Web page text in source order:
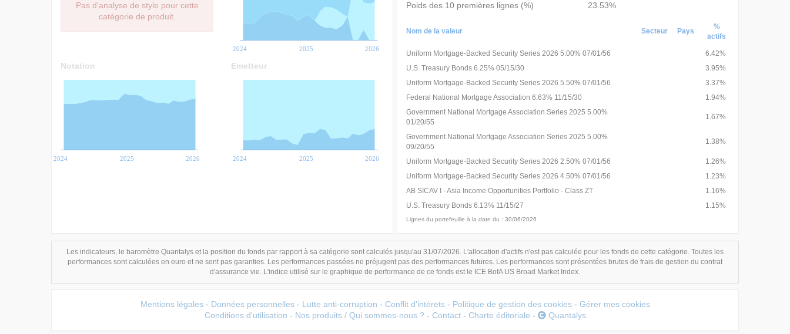
Pas d'analyse de style pour cette
catégorie de produit.
2024 2025 2026
Notation
2024 2025 2026
Emetteur
2024 2025 2026
Poids des 10 premières lignes (%) 23.53%
Nom de la valeur Secteur Pays
%
actifs
Uniform Mortgage-Backed Security Series 2026 5.00% 07/01/56
6.42%
U.S. Treasury Bonds 6.25% 05/15/30
3.95%
Uniform Mortgage-Backed Security Series 2026 5.50% 07/01/56
3.37%
Federal National Mortgage Association 6.63% 11/15/30
1.94%
Government National Mortgage Association Series 2025 5.00%
01/20/55
1.67%
Government National Mortgage Association Series 2025 5.00%
09/20/55
1.38%
Uniform Mortgage-Backed Security Series 2026 2.50% 07/01/56
1.26%
Uniform Mortgage-Backed Security Series 2026 4.50% 07/01/56
1.23%
AB SICAV I - Asia Income Opportunities Portfolio - Class ZT
1.16%
U.S. Treasury Bonds 6.13% 11/15/27
1.15%
Lignes du portefeuille à la date du : 30/06/2026
Les indicateurs, le baromètre Quantalys et la position du fonds par rapport à sa catégorie sont calculés jusqu'au 31/07/2026. L'allocation d'actifs n'est pas calculée pour les fonds de cette catégorie. Toutes les
performances sont calculées en euro et ne sont pas garanties. Les performances passées ne préjugent pas des performances futures. Les performances sont présentées brutes de frais de gestion du contrat
d'assurance vie. L'indice utilisé sur le graphique de performance de ce fonds est le ICE BofA US Broad Market Index.
Mentions légales - Données personnelles - Lutte anti-corruption - Conflit d'intérets - Politique de gestion des cookies - Gérer mes cookies
Conditions d'utilisation - Nos produits / Qui sommes-nous ? - Contact - Charte éditoriale - Quantalys